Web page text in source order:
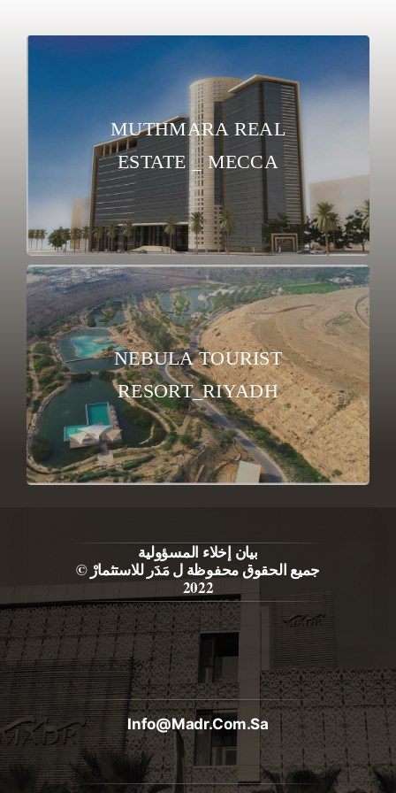
MUTHMARA REAL
ESTATE _ MECCA
NEBULA TOURIST
RESORT_RIYADH
بيان إخلاء المسؤولية
جميع الحقوق محفوظة ل مَدَر للاستثمارْ ©
2022
Info@madr.com.sa